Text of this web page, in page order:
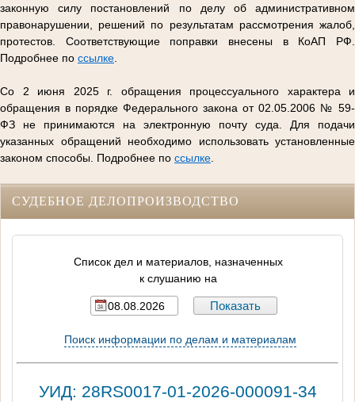
законную силу постановлений по делу об административном
правонарушении, решений по результатам рассмотрения жалоб,
протестов. Соответствующие поправки внесены в КоАП РФ.
Подробнее по ссылке
Со 2 июня 2025 г. обращения процессуального характера и
обращения в порядке Федерального закона от 02.05.2006 № 59-
ФЗ не принимаются на электронную почту суда. Для подачи
указанных обращений необходимо использовать установленные
законом способы. Подробнее по ссылке
СУДЕБНОЕ ДЕЛОПРОИЗВОДСТВО
Список дел и материалов, назначенных
к слушанию на
Поиск информации по делам и материалам
УИД: 28RS0017-01-2026-000091-34